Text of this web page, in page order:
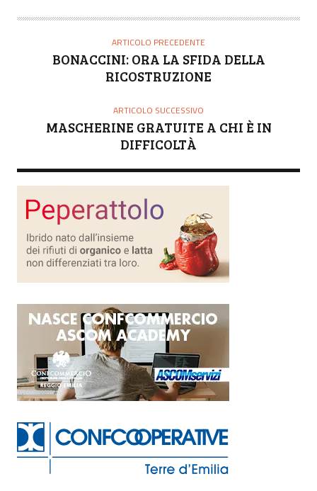
T
ARTICOLO PRECEDENTE
BONACCINI: ORA LA SFIDA DELLA
RICOSTRUZIONE
ARTICOLO SUCCESSIVO
MASCHERINE GRATUITE A CHI È IN
DIFFICOLTÀ